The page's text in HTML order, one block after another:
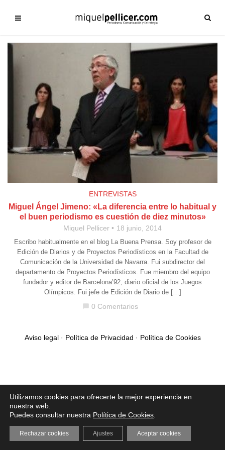
ENTREVISTAS
Miguel Ángel Jimeno: «La diferencia entre lo habitual y
el buen periodismo es cuestión de diez minutos»
Miquel Pellicer 18 junio, 2014
Escribo habitualmente en el blog La Buena Prensa. Soy profesor de
Edición de Diarios y de Proyectos Periodísticos en la Facultad de
Comunicación de la Universidad de Navarra. Fui subdirector del
departamento de Proyectos Periodísticos. Fue miembro del equipo
fundador y editor de Barcelona’92, diario oficial de los Juegos
Olímpicos. Fui jefe de Edición de Diario de […]
0 Comentarios
Aviso legal· Política de Privacidad · Política de Cookies
Utilizamos cookies para ofrecerte la mejor experiencia en
nuestra web.
Puedes consultar nuestra Política de Cookies
Aceptar cookies
Rechazar cookies Ajustes